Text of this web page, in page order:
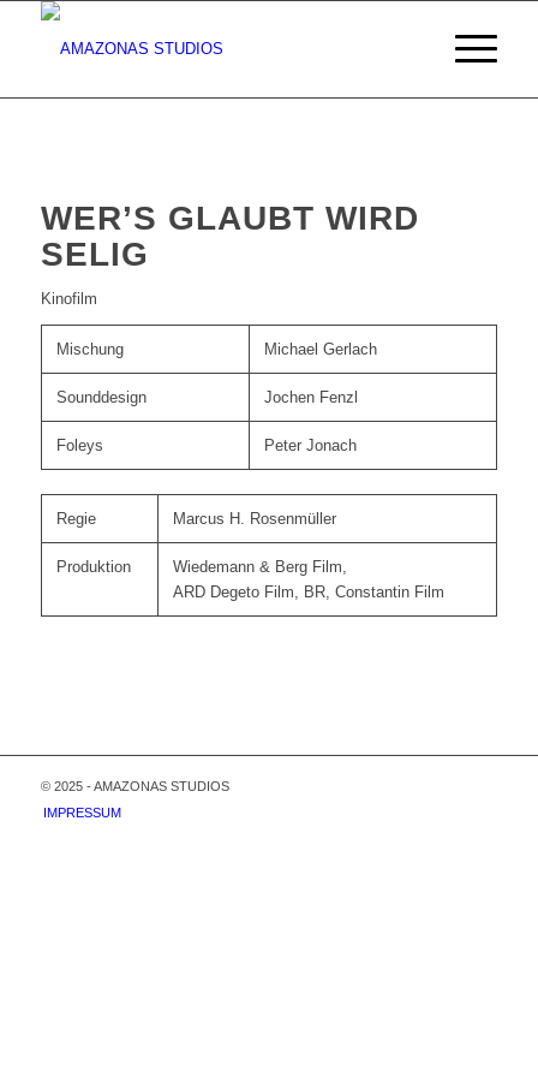
WER’S GLAUBT WIRD
SELIG
Kinofilm
Mischung Michael Gerlach
Sounddesign Jochen Fenzl
Foleys Peter Jonach
Regie Marcus H. Rosenmüller
Produktion
Wiedemann & Berg Film,
ARD Degeto Film, BR, Constantin Film
© 2025 - AMAZONAS STUDIOS
IMPRESSUM